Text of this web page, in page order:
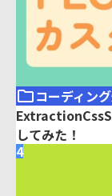
コーディン
してみた！
4